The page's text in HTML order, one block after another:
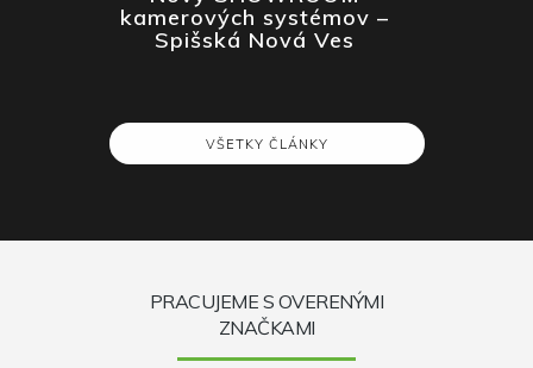
kamerových systémov –
Spišská Nová Ves
VŠETKY ČLÁNKY
PRACUJEME S OVERENÝMI
ZNAČKAMI